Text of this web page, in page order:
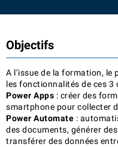
Objectifs
A l’issue de la formation,
les fonctionnalités de ces 3
Power Apps : créer des
smartphone pour collecter
Power Automate :
des documents, générer
transférer des données